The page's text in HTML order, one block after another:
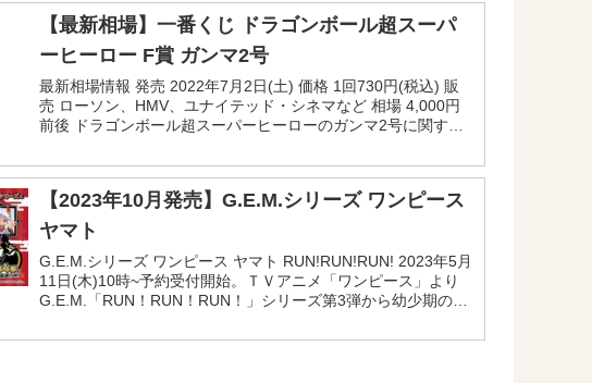
【最新相場】一番くじ ドラゴンボール超スーパ
ーヒーロー F賞 ガンマ2号
最新相場情報 発売 2022年7月2日(土) 価格 1回730円(税込) 販
売 ローソン、HMV、ユナイテッド・シネマなど 相場 4,000円
前後 ドラゴンボール超スーパーヒーローのガンマ2号に関する
【2023年10月発売】G.E.M.シリーズ ワンピース
ヤマト
G.E.M.シリーズ ワンピース ヤマト RUN!RUN!RUN! 2023年5月
11日(木)10時~予約受付開始。ＴＶアニメ「ワンピース」より
G.E.M.「RUN！RUN！RUN！」シリーズ第3弾から幼少期の